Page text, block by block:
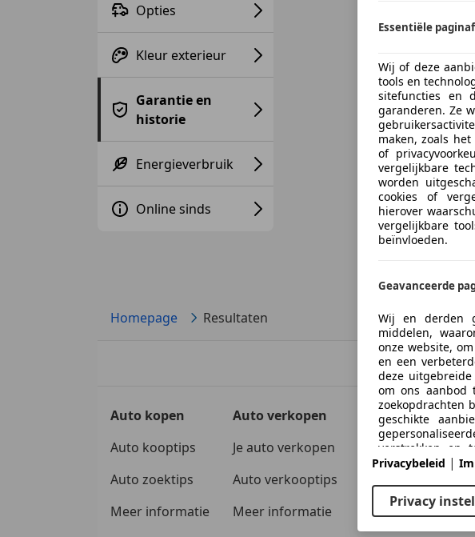
Opties
Kleur exterieur
Garantie en
historie
Energieverbruik
Online sinds
Homepage Resultaten
Auto kopen
Auto kooptips
Auto zoektips
Meer informatie
Auto verkopen
Je auto verkopen
Auto verkooptips
Meer informatie
Zakelijk
Adverteren
Autobedrijven in
Essentiële
Wij of deze
tools en
sitefuncties en
garanderen. Ze
maken, zoals
of
vergelijkbare
worden
cookies of
hierover
vergelijkbare
beïnvloeden.
Geavanceerde
Wij en derden
middelen,
onze website,
en een
deze
om ons aanbod
zoekopdrachten
geschikte
verstrekken en
lokaal op
de
de website,
hoeft in te
Privacybeleid |
Privacy